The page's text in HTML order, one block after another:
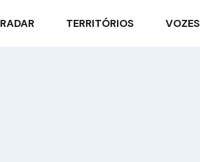
RADAR TERRITÓRIOS VOZES